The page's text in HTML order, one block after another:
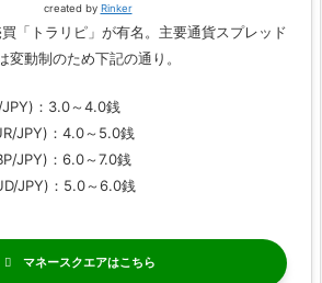
created by Rinker
「トラリピ」が有名。主要通貨スプレッド
変動制のため下記の通り。
JPY)：3.0～4.0銭
JPY)：4.0～5.0銭
JPY)：6.0～7.0銭
JPY)：5.0～6.0銭
マネースクエア